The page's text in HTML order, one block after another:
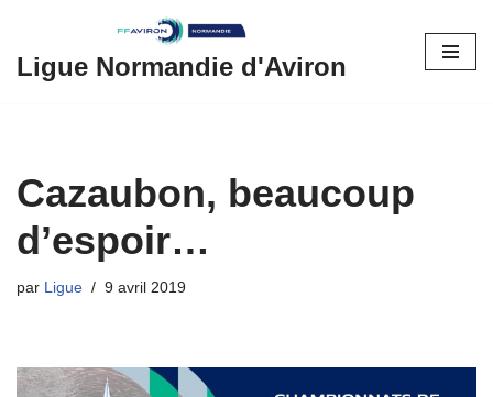
Aller
Ligue Normandie d'Aviron
Cazaubon, beaucoup
d’espoir…
par Ligue 9 avril 2019